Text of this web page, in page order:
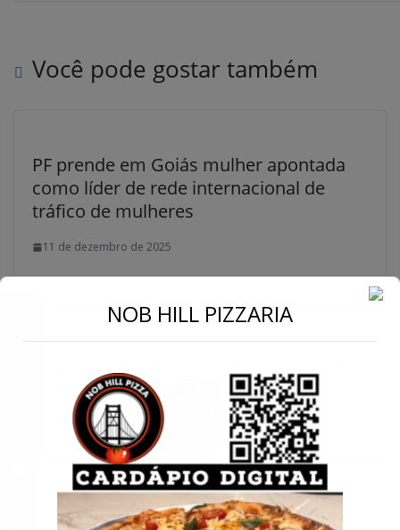
Você pode gostar também
PF prende em Goiás mulher apontada
como líder de rede internacional de
tráfico de mulheres
11 de dezembro de 2025
preço do etanol, em Goiás
11 de dezembro de 2025
NOB HILL PIZZARIA